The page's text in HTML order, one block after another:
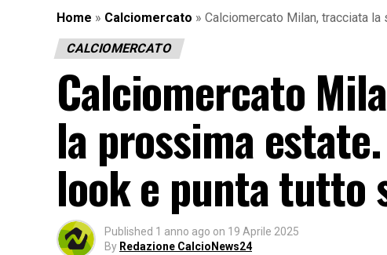
Home » Calciomercato » Calciomercato Milan, tracciata
CALCIOMERCATO
Calciomercato
la prossima
look e punta tutto
Published 1 anno ago on 19 Aprile 2025
By Redazione CalcioNews24